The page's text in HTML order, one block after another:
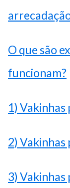
O que são
funcionam?
1) Vakinhas
2) Vakinhas
3)